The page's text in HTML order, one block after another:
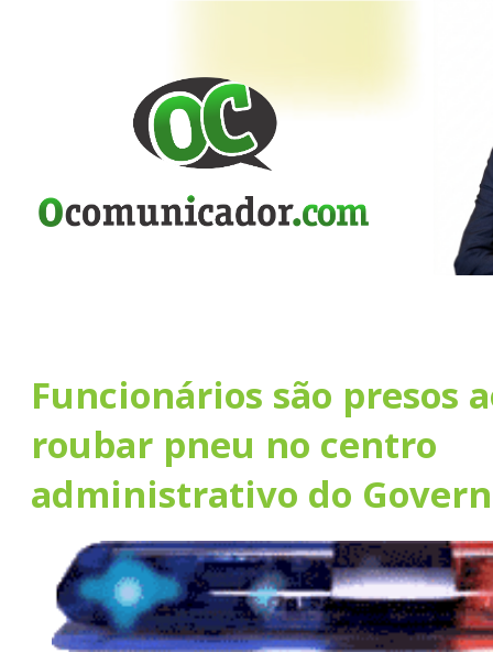
Funcionários são presos
roubar pneu no centro
administrativo do